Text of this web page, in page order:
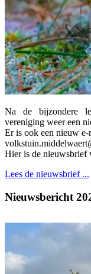
Na de bijzondere
vereniging weer een
Er is ook een nieuw e-
Hier is de nieuwsbrief
Lees de nieuwsbrief ...
Nieuwsbericht